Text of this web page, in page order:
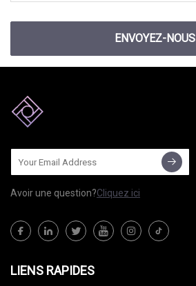
ENVOYEZ-NOUS
Avoir une question?Cliquez ici
LIENS RAPIDES